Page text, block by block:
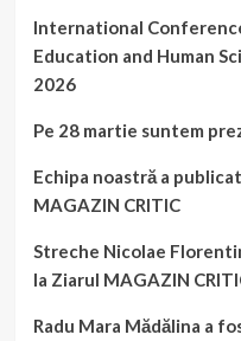
International
Education and Human
2026
Pe 28 martie suntem
Echipa noastră a
MAGAZIN CRITIC
Streche Nicolae
la Ziarul MAGAZIN
Radu Mara Mădălina a